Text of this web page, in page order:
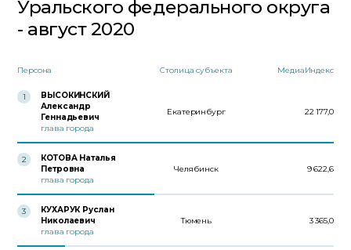
Уральского федерального округа
- август 2020
Персона Столица субъекта МедиаИндекс
1
ВЫСОКИНСКИЙ
Александр
Геннадьевич
глава города
Екатеринбург 22 177,0
2
КОТОВА Наталья
Петровна
глава города
Челябинск 9 622,6
3
КУХАРУК Руслан
Николаевич
глава города
Тюмень 3 365,0